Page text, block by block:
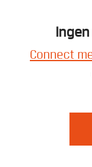
Connect